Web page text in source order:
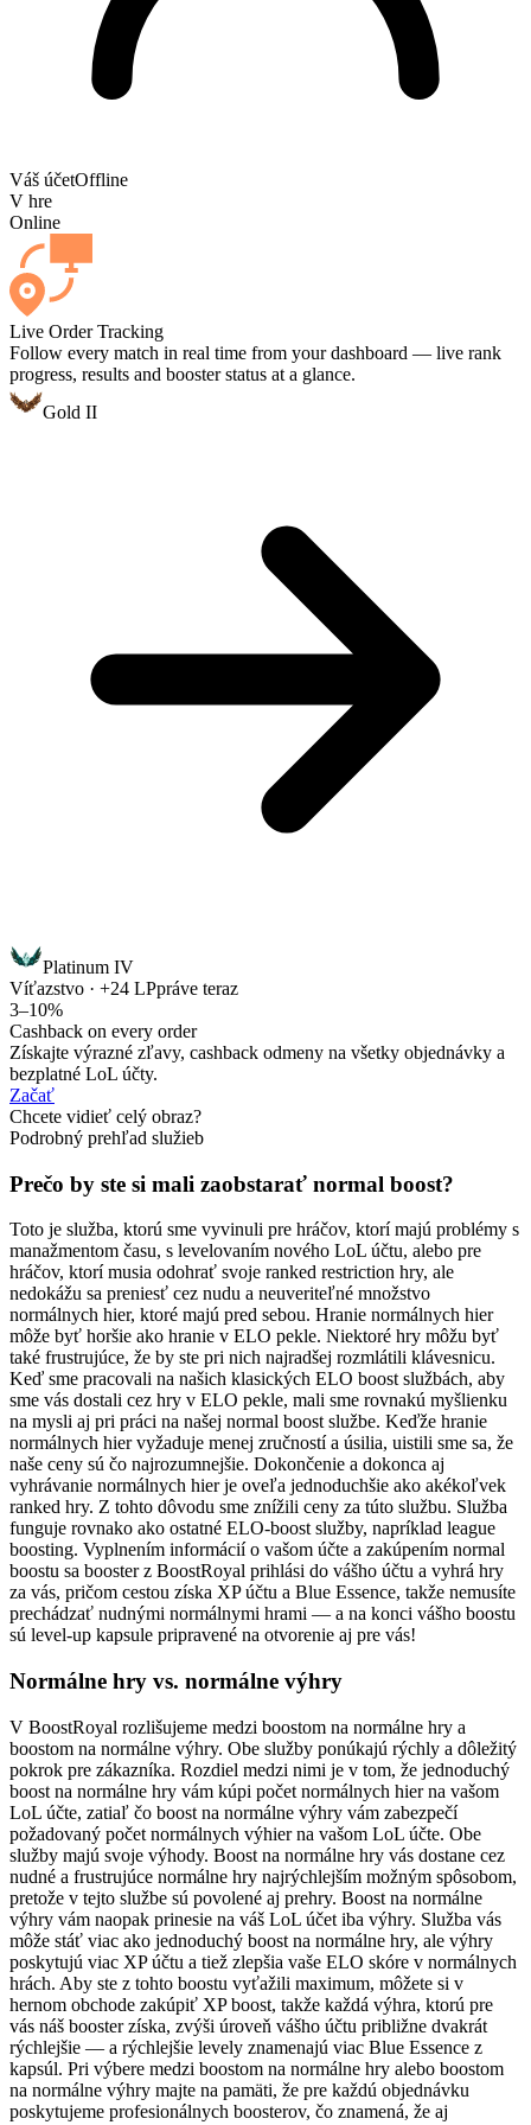
Váš účetOffline
V hre
Online
Live Order Tracking
Follow every match in real time from your dashboard — live rank
progress, results and booster status at a glance.
Gold II
Platinum IV
Víťazstvo · +24 LPpráve teraz
3–10%
Cashback on every order
Získajte výrazné zľavy, cashback odmeny na všetky objednávky a
bezplatné LoL účty.
Začať
Chcete vidieť celý obraz?
Podrobný prehľad služieb
Prečo by ste si mali zaobstarať normal boost?
Toto je služba, ktorú sme vyvinuli pre hráčov, ktorí majú problémy s
manažmentom času, s levelovaním nového LoL účtu, alebo pre
hráčov, ktorí musia odohrať svoje ranked restriction hry, ale
nedokážu sa preniesť cez nudu a neuveriteľné množstvo
normálnych hier, ktoré majú pred sebou. Hranie normálnych hier
môže byť horšie ako hranie v ELO pekle. Niektoré hry môžu byť
také frustrujúce, že by ste pri nich najradšej rozmlátili klávesnicu.
Keď sme pracovali na našich klasických ELO boost službách, aby
sme vás dostali cez hry v ELO pekle, mali sme rovnakú myšlienku
na mysli aj pri práci na našej normal boost službe. Keďže hranie
normálnych hier vyžaduje menej zručností a úsilia, uistili sme sa, že
naše ceny sú čo najrozumnejšie. Dokončenie a dokonca aj
vyhrávanie normálnych hier je oveľa jednoduchšie ako akékoľvek
ranked hry. Z tohto dôvodu sme znížili ceny za túto službu. Služba
funguje rovnako ako ostatné ELO-boost služby, napríklad league
boosting. Vyplnením informácií o vašom účte a zakúpením normal
boostu sa booster z BoostRoyal prihlási do vášho účtu a vyhrá hry
za vás, pričom cestou získa XP účtu a Blue Essence, takže nemusíte
prechádzať nudnými normálnymi hrami — a na konci vášho boostu
sú level-up kapsule pripravené na otvorenie aj pre vás!
Normálne hry vs. normálne výhry
V BoostRoyal rozlišujeme medzi boostom na normálne hry a
boostom na normálne výhry. Obe služby ponúkajú rýchly a dôležitý
pokrok pre zákazníka. Rozdiel medzi nimi je v tom, že jednoduchý
boost na normálne hry vám kúpi počet normálnych hier na vašom
LoL účte, zatiaľ čo boost na normálne výhry vám zabezpečí
požadovaný počet normálnych výhier na vašom LoL účte. Obe
služby majú svoje výhody. Boost na normálne hry vás dostane cez
nudné a frustrujúce normálne hry najrýchlejším možným spôsobom,
pretože v tejto službe sú povolené aj prehry. Boost na normálne
výhry vám naopak prinesie na váš LoL účet iba výhry. Služba vás
môže stáť viac ako jednoduchý boost na normálne hry, ale výhry
poskytujú viac XP účtu a tiež zlepšia vaše ELO skóre v normálnych
hrách. Aby ste z tohto boostu vyťažili maximum, môžete si v
hernom obchode zakúpiť XP boost, takže každá výhra, ktorú pre
vás náš booster získa, zvýši úroveň vášho účtu približne dvakrát
rýchlejšie — a rýchlejšie levely znamenajú viac Blue Essence z
kapsúl. Pri výbere medzi boostom na normálne hry alebo boostom
na normálne výhry majte na pamäti, že pre každú objednávku
poskytujeme profesionálnych boosterov, čo znamená, že aj